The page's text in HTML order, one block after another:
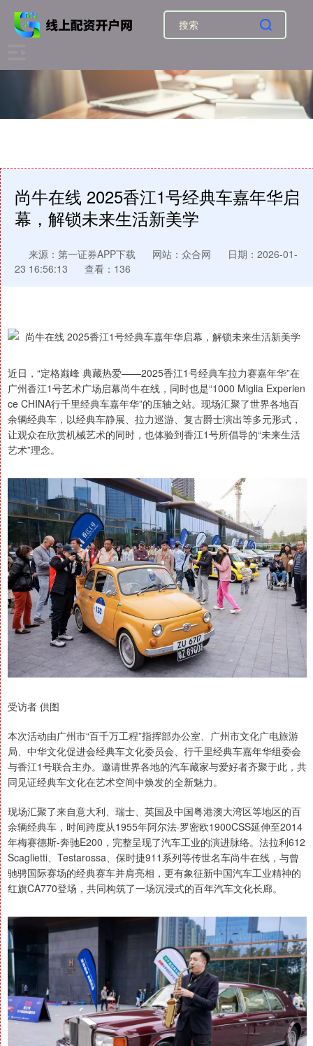
尚牛在线 2025香江1号经典车嘉年华启
幕，解锁未来生活新美学
来源：第一证券APP下载 网站：众合网
日期：2026-01-
23 16:56:13
查看：136
近日，“定格巅峰 典藏热爱——2025香江1号经典车拉力赛嘉年华”在
广州香江1号艺术广场启幕尚牛在线，同时也是“1000 Miglia Experien
ce CHINA行千里经典车嘉年华”的压轴之站。现场汇聚了世界各地百
余辆经典车，以经典车静展、拉力巡游、复古爵士演出等多元形式，
让观众在欣赏机械艺术的同时，也体验到香江1号所倡导的“未来生活
艺术”理念。
受访者 供图
本次活动由广州市“百千万工程”指挥部办公室、广州市文化广电旅游
局、中华文化促进会经典车文化委员会、行千里经典车嘉年华组委会
与香江1号联合主办。邀请世界各地的汽车藏家与爱好者齐聚于此，共
同见证经典车文化在艺术空间中焕发的全新魅力。
现场汇聚了来自意大利、瑞士、英国及中国粤港澳大湾区等地区的百
余辆经典车，时间跨度从1955年阿尔法·罗密欧1900CSS延伸至2014
年梅赛德斯-奔驰E200，完整呈现了汽车工业的演进脉络。法拉利612
Scaglietti、Testarossa、保时捷911系列等传世名车尚牛在线，与曾
驰骋国际赛场的经典赛车并肩亮相，更有象征新中国汽车工业精神的
红旗CA770登场，共同构筑了一场沉浸式的百年汽车文化长廊。